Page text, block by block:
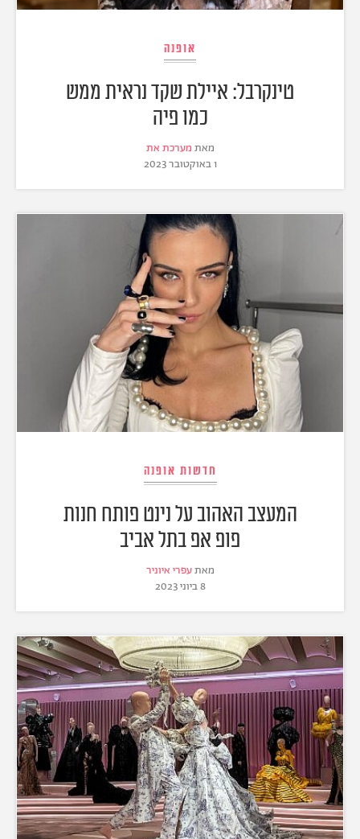
אופנה
טינקרבל: איילת שקד נראית ממש
כמו פיה
מאת מערכת את
1 באוקטובר 2023
חדשות אופנה
המעצב האהוב על נינט פותח חנות
פופ אפ בתל אביב
מאתעפרי איוניר
8 ביוני 2023